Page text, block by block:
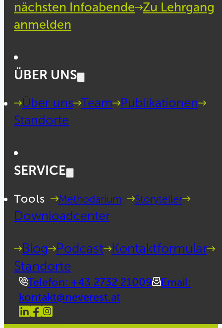
nächsten Infoabende Zu Lehrgang
anmelden
ÜBER UNS
Über uns Team
Publikationen
Standorte
SERVICE
Tools Methodarium Storyteller
Downloadcenter
Blog Podcast Kontaktformular
Standorte
Telefon: +43 2732 21009
Email:
kontakt@neverest.at